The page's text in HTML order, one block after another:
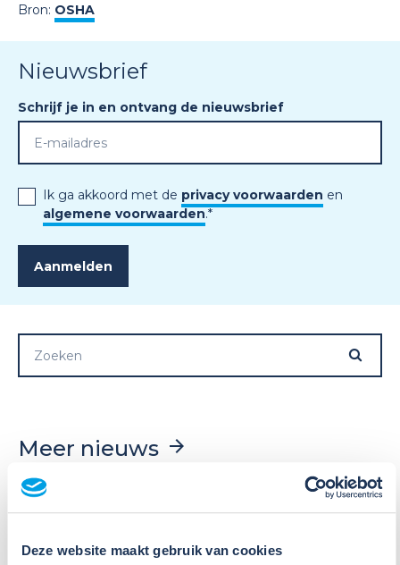
Deze website maakt gebruik van cookies
Bron: OSHA
Nieuwsbrief
Schrijf je in en ontvang de nieuwsbrief
Ik ga akkoord met de privacy voorwaarden en
algemene voorwaarden.*
Meer nieuws